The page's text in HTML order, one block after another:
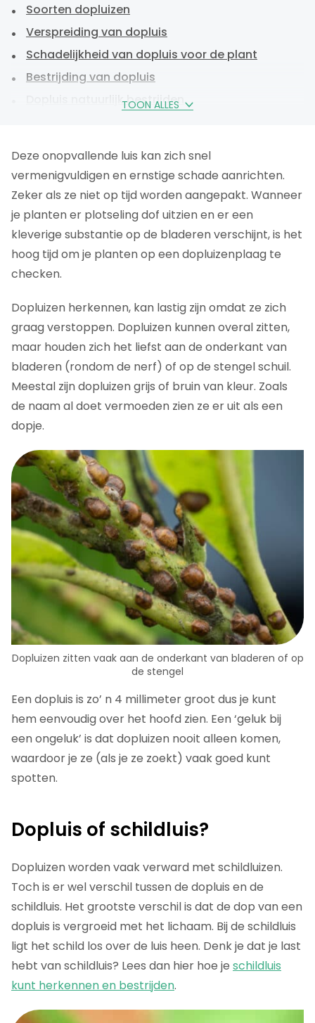
TOON ALLES
Soorten dopluizen
Verspreiding van dopluis
Schadelijkheid van dopluis voor de plant
Bestrijding van dopluis
Dopluis natuurlijk bestrijden
Veelgestelde vragen over dopluis
Deze onopvallende luis kan zich snel
vermenigvuldigen en ernstige schade aanrichten.
Zeker als ze niet op tijd worden aangepakt. Wanneer
je planten er plotseling dof uitzien en er een
kleverige substantie op de bladeren verschijnt, is het
hoog tijd om je planten op een dopluizenplaag te
checken.
Dopluizen herkennen, kan lastig zijn omdat ze zich
graag verstoppen. Dopluizen kunnen overal zitten,
maar houden zich het liefst aan de onderkant van
bladeren (rondom de nerf) of op de stengel schuil.
Meestal zijn dopluizen grijs of bruin van kleur. Zoals
de naam al doet vermoeden zien ze er uit als een
dopje.
Dopluizen zitten vaak aan de onderkant van bladeren of op
de stengel
Een dopluis is zo’ n 4 millimeter groot dus je kunt
hem eenvoudig over het hoofd zien. Een ‘geluk bij
een ongeluk’ is dat dopluizen nooit alleen komen,
waardoor je ze (als je ze zoekt) vaak goed kunt
spotten.
Dopluis of schildluis?
Dopluizen worden vaak verward met schildluizen.
Toch is er wel verschil tussen de dopluis en de
schildluis. Het grootste verschil is dat de dop van een
dopluis is vergroeid met het lichaam. Bij de schildluis
ligt het schild los over de luis heen. Denk je dat je last
hebt van schildluis? Lees dan hier hoe je schildluis
kunt herkennen en bestrijden.